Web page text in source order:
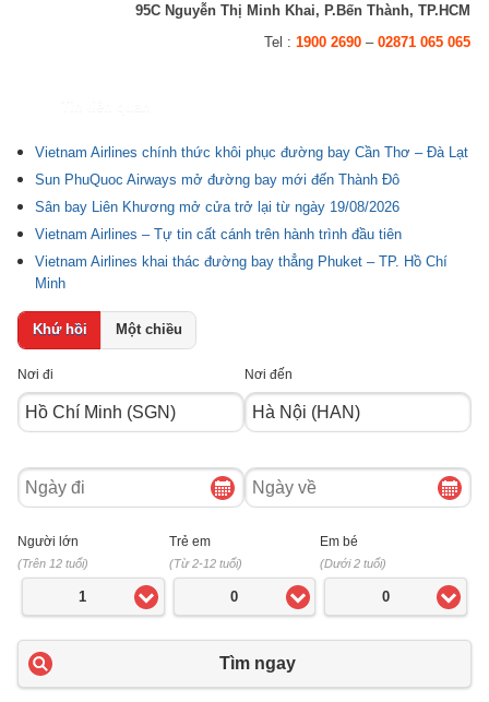
95C Nguyễn Thị Minh Khai, P.Bến Thành, TP.HCM
Tel : 1900 2690– 02871 065 065
Vietnam Airlines chính thức khôi phục đường bay Cần Thơ – Đà Lạt
Sun PhuQuoc Airways mở đường bay mới đến Thành Đô
Sân bay Liên Khương mở cửa trở lại từ ngày 19/08/2026
Vietnam Airlines – Tự tin cất cánh trên hành trình đầu tiên
Vietnam Airlines khai thác đường bay thẳng Phuket – TP. Hồ Chí
Minh
Khứ hồi Một chiều
Nơi đi Nơi đến
Ngày
đi
Ngày
về
Người lớn
(Trên 12 tuổi)
1
Trẻ em
(Từ 2-12 tuổi)
0
Em bé
(Dưới 2 tuổi)
0
Tìm ngay